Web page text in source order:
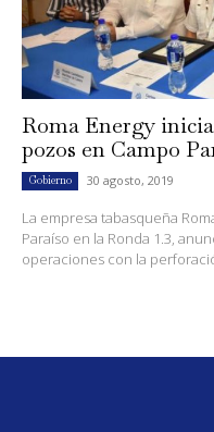
Roma Energy
pozos en Campo
Gobierno 30 agosto, 2019
La empresa tabasqueña
Paraíso en la Ronda 1.3,
operaciones con la